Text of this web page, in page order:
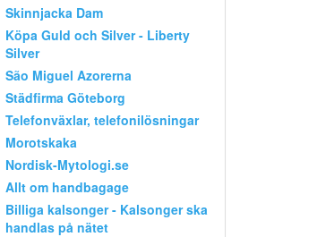
Skinnjacka Dam
Köpa Guld och Silver - Liberty
Silver
São Miguel Azorerna
Städfirma Göteborg
Telefonväxlar, telefonilösningar
Morotskaka
Nordisk-Mytologi.se
Allt om handbagage
Billiga kalsonger - Kalsonger ska
handlas på nätet